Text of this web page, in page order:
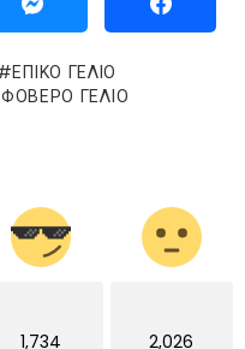
ΕΠΙΚΌ ΓΈΛΙΟ
ΦΟΒΕΡΟ ΓΕΛΙΟ
1,734 2,026